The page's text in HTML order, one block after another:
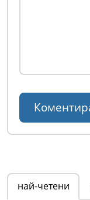
най-четени